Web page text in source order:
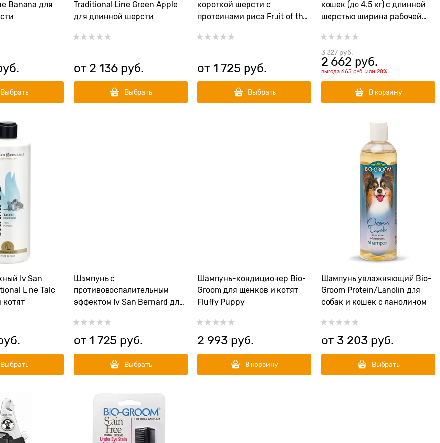
Banana для
Выбрать
Traditional Line Green Apple
для длинной шерсти
от 2 136 руб.
Выбрать
короткой шерсти с
протеинами риса Fruit of the
от 1 725 руб.
Выбрать
кошек (до 4.5 кг) с длинной
шерстью ширина рабочей
Undercoat S Long Hair)
3 327 руб.
2 662 руб.
выгода 665 руб. или 20%
В корзину
Iv San
Line Talc
котят
Выбрать
Шампунь с
противовоспалительным
эффектом Iv San Bernard для
the Grommer Ginger/Elderbery
от 1 725 руб.
Выбрать
Шампунь-кондиционер Bio-
Groom для щенков и котят
Fluffy Puppy
2 993 руб.
В корзину
Шампунь увлажняющий Bio-
Groom Protein/Lanolin для
собак и кошек с ланолином
от 3 203 руб.
Выбрать